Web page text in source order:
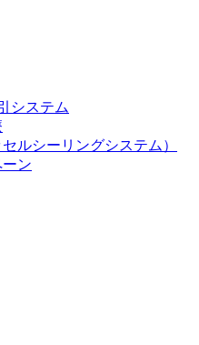
システム
ルシーリングシステム）
ン